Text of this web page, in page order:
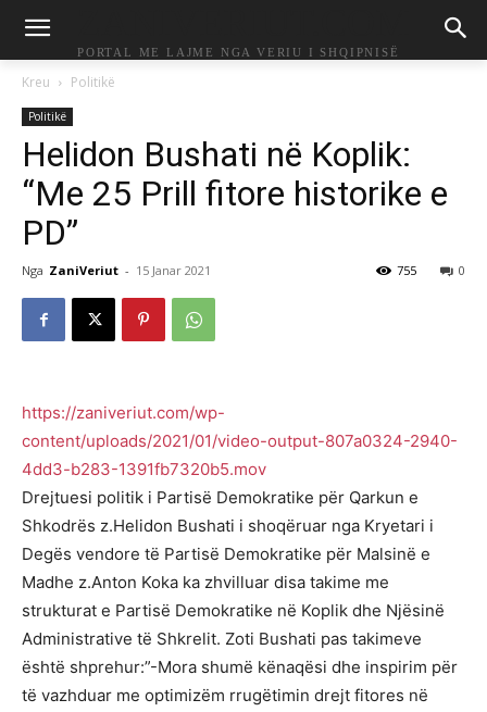
PORTAL ME LAJME NGA VERIU I SHQIPNISË
Kreu Politikë
Politikë
Helidon Bushati në Koplik:
“Me 25 Prill fitore historike e
PD”
Nga ZaniVeriut - 15 Janar 2021 0
755
https://zaniveriut.com/wp-
content/uploads/2021/01/video-output-807a0324-2940-
4dd3-b283-1391fb7320b5.mov
Drejtuesi politik i Partisë Demokratike për Qarkun e
Shkodrës z.Helidon Bushati i shoqëruar nga Kryetari i
Degës vendore të Partisë Demokratike për Malsinë e
Madhe z.Anton Koka ka zhvilluar disa takime me
strukturat e Partisë Demokratike në Koplik dhe Njësinë
Administrative të Shkrelit. Zoti Bushati pas takimeve
është shprehur:”-Mora shumë kënaqësi dhe inspirim për
të vazhduar me optimizëm rrugëtimin drejt fitores në